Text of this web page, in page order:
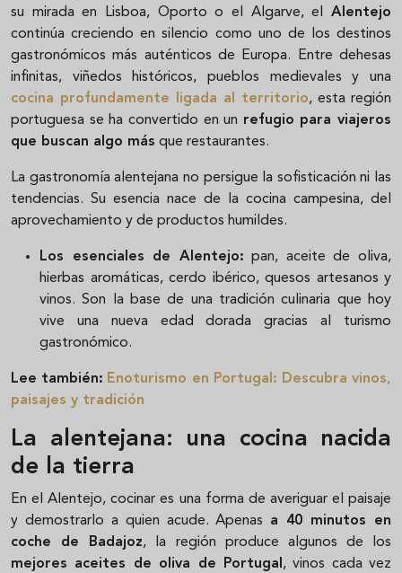
su mirada en Lisboa, Oporto o el Algarve, el Alentejo
continúa creciendo en silencio como uno de los destinos
gastronómicos más auténticos de Europa. Entre dehesas
infinitas, viñedos históricos, pueblos medievales y una
cocina profundamente ligada al territorio, esta región
portuguesa se ha convertido en un refugio para viajeros
que buscan algo más que restaurantes.
La gastronomía alentejana no persigue la sofisticación ni las
tendencias. Su esencia nace de la cocina campesina, del
aprovechamiento y de productos humildes.
Los esenciales de Alentejo: pan, aceite de oliva,
hierbas aromáticas, cerdo ibérico, quesos artesanos y
vinos. Son la base de una tradición culinaria que hoy
vive una nueva edad dorada gracias al turismo
gastronómico.
Lee también: Enoturismo en Portugal: Descubra vinos,
paisajes y tradición
La alentejana: una cocina nacida
de la tierra
En el Alentejo, cocinar es una forma de averiguar el paisaje
y demostrarlo a quien acude. Apenas a 40 minutos en
coche de Badajoz, la región produce algunos de los
mejores aceites de oliva de Portugal, vinos cada vez